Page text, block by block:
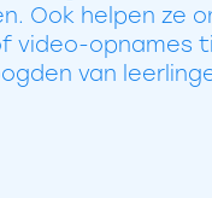
Ook helpen ze
video-opnames
van